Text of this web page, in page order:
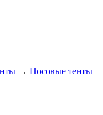
→ Носовые тенты